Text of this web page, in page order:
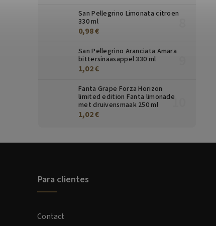
San Pellegrino Limonata citroen
330 ml
0,98 €
San Pellegrino Aranciata Amara
bittersinaasappel 330 ml
1,02 €
Fanta Grape Forza Horizon
limited edition Fanta limonade
met druivensmaak 250 ml
1,02 €
Para clientes
Contact